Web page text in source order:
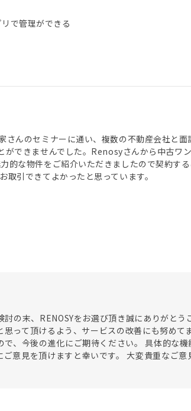
で管理ができる
んのセミナーに通い、複数の不動産会社と面
できませんでした。Renosyさんから中古ワ
的な物件をご紹介いただきましたので契約す
引できてよかったと思っています。
の末、RENOSYをお選び頂き誠にありがとう
って頂けるよう、サービスの改善にも努めて
、今後の進化にご期待ください。 具体的な機
意見を頂けますと幸いです。 大変貴重なご意